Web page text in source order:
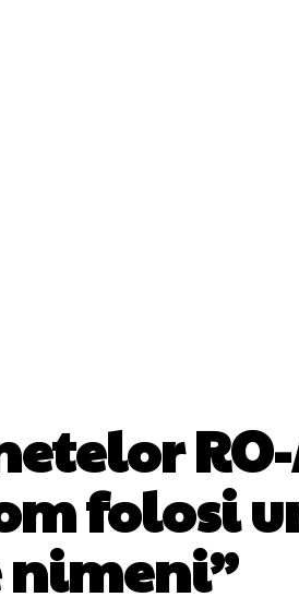
folosi
nimeni”